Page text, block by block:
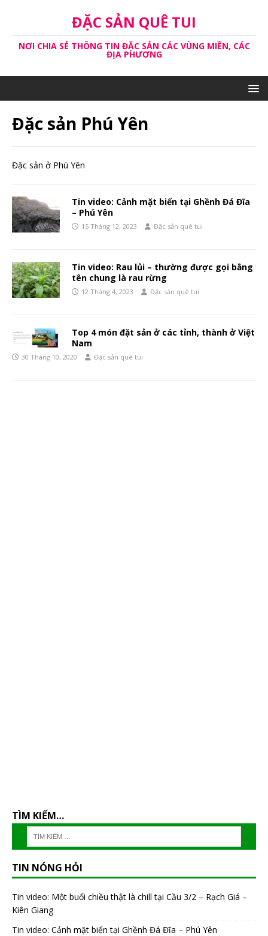
ĐẶC SẢN QUÊ TUI
NƠI CHIA SẺ THÔNG TIN ĐẶC SẢN CÁC VÙNG MIỀN, CÁC
ĐỊA PHƯƠNG
Đặc sản Phú Yên
Đặc sản ở Phú Yên
Tin video: Cảnh mặt biển tại Ghềnh Đá Đĩa
– Phú Yên
15 Tháng 12, 2023 Đặc sản quê tui
Tin video: Rau lủi – thường được gọi bằng
tên chung là rau rừng
12 Tháng 4, 2023 Đặc sản quê tui
Top 4 món đặt sản ở các tỉnh, thành ở Việt
Nam
30 Tháng 10, 2020 Đặc sản quê tui
TÌM KIẾM…
TIN NÓNG HỎI
Tin video: Một buổi chiều thật là chill tại Cầu 3/2 – Rạch Giá –
Kiên Giang
Tin video: Cảnh mặt biển tại Ghềnh Đá Đĩa – Phú Yên